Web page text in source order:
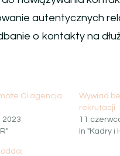
autentycznych
o kontakty na
Ci agencja
2023
Wywiad
rekrutacji
11
In "Kadry i